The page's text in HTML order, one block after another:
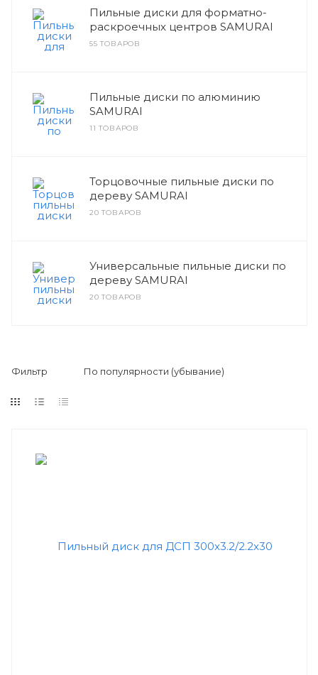
Пильные диски для форматно-
раскроечных центров SAMURAI
55 ТОВАРОВ
Пильные диски по алюминию
SAMURAI
11 ТОВАРОВ
Торцовочные пильные диски по
дереву SAMURAI
20 ТОВАРОВ
Универсальные пильные диски по
дереву SAMURAI
20 ТОВАРОВ
Фильтр По популярности (убывание)